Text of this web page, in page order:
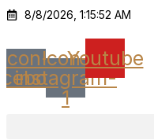
Ir
o
conteúdo
8/8/2026, 1:15:52 AM
Icon-Icon-
instagram-
1
Youtube